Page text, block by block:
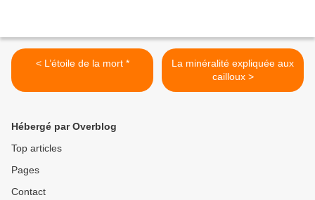
< L’étoile de la mort *
La minéralité expliquée aux
cailloux >
Hébergé par Overblog
Top articles
Pages
Contact